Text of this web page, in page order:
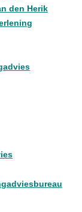
den Herik